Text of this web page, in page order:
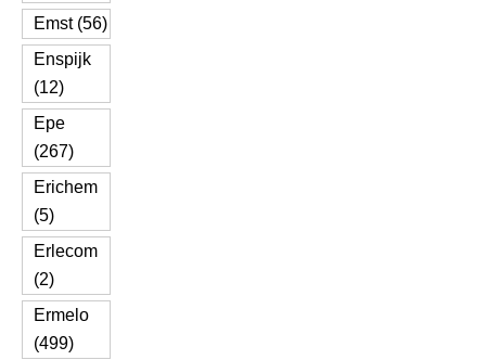
Emst (56)
Enspijk
(12)
Epe
(267)
Erichem
(5)
Erlecom
(2)
Ermelo
(499)